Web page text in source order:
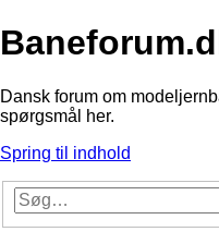
Dansk forum om
spørgsmål her.
Spring til indhold